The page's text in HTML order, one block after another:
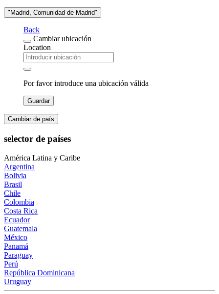
"Madrid, Comunidad de Madrid"
Back
Cambiar ubicación
Location
Por favor introduce una ubicación válida
Guardar
Cambiar de país
selector de países
América Latina y Caribe
Argentina
Bolivia
Brasil
Chile
Colombia
Costa Rica
Ecuador
Guatemala
México
Panamá
Paraguay
Perú
República Dominicana
Uruguay